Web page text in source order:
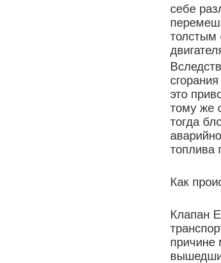
себе
толстым
это
тому же
тогда
топлива
Как
Клапан
причине